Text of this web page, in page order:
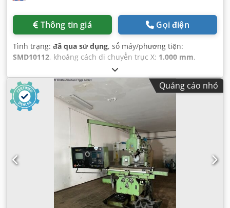
Thông tin giá Gọi điện
Tình trạng: đã qua sử dụng, số máy/phương tiện:
SMD10112, khoảng cách di chuyển trục X: 1.000 mm,
khoảng cách di chuyển trục Y:
chuyển trục Z:500 mm, chiều dài bàn:500 mm, chiều cao
bàn:1.060 mm Quảng cáo nhỏ